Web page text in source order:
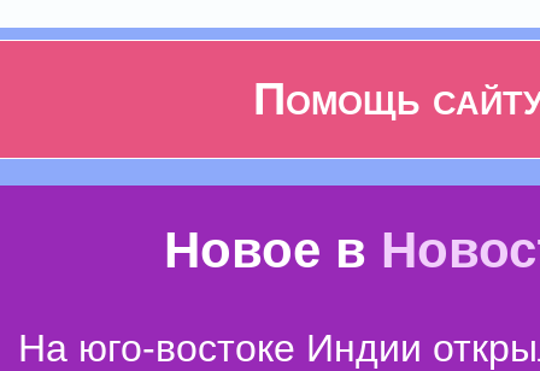
Помощь
Новое в
На юго-востоке Индии